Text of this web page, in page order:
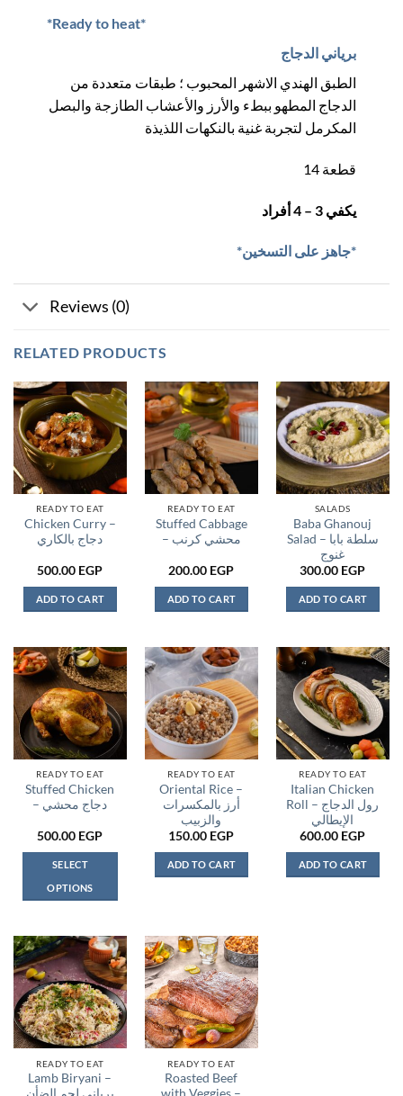
*Ready to heat*
برياني الدجاج
الطبق الهندي الاشهر المحبوب ؛ طبقات متعددة من
الدجاج المطهو ببطء والأرز والأعشاب الطازجة والبصل
المكرمل لتجربة غنية بالنكهات اللذيذة
14 قطعة
يكفي 3 – 4 أفراد
*جاهز على التسخين*
Reviews (0)
RELATED PRODUCTS
READY TO EAT
Chicken Curry –
دجاج بالكاري
500.00 EGP
ADD TO CART
READY TO EAT
Stuffed Cabbage
– محشي كرنب
200.00 EGP
ADD TO CART
SALADS
Baba Ghanouj
Salad – سلطة بابا
غنوج
300.00 EGP
ADD TO CART
READY TO EAT
Stuffed Chicken
– دجاج محشي
500.00 EGP
SELECT
OPTIONS
has
multiple
variants.
The
options
may
be
chosen
READY TO EAT
Oriental Rice –
أرز بالمكسرات
والزبيب
150.00 EGP
ADD TO CART
READY TO EAT
Italian Chicken
Roll – رول الدجاج
الإيطالي
600.00 EGP
ADD TO CART
READY TO EAT
Lamb Biryani –
READY TO EAT
Roasted Beef